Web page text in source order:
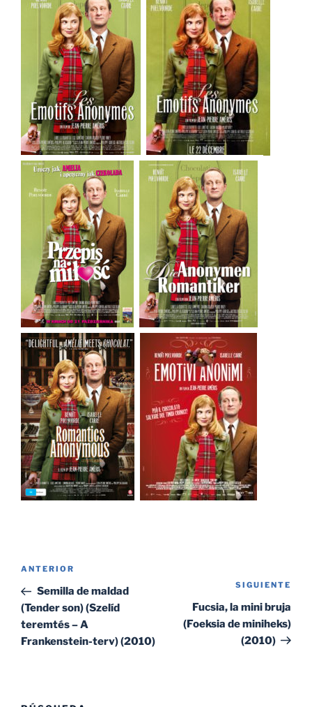
Navegación
entradas
Entrada
anterior:
ANTERIOR
Semilla de maldad
(Tender son) (Szelíd
teremtés – A
Frankenstein-terv) (2010)
SIGUIENTE
Fucsia, la mini bruja
(Foeksia de miniheks)
(2010)